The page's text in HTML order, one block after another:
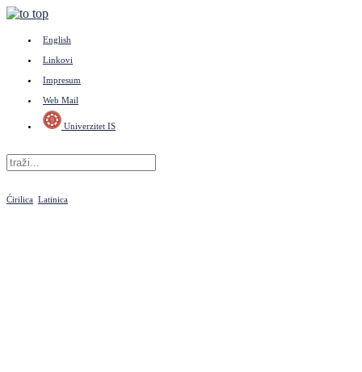
English
Linkovi
Impresum
Web Mail
Univerzitet IS
Ćirilica Latinica